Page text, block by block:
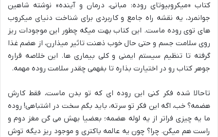
کتاب «میکروبیوتای روده: مبانی، درمان و آینده» نوشته شاهین
جوانمرد، یه نقشه راه جامع و کاربردی برای شناخت دنیای میکروب
های توی روده ماست. این کتاب بهت میگه چطور این موجودات ریز
روی سلامت جسم و حتی حال خوب ذهنت تاثیر میذارن، از هضم غذا
گرفته تا تنظیم سیستم ایمنی و کلی بیماری ها. این خلاصه قراره
جوهر کتاب رو در اختیارت بذاره تا بفهمی چقدر سلامت روده مهمه.
تاحالا شده فکر کنی این روده ای که تو بدن ماست، فقط کارش
هضمه؟ خب، اگه این فکر تو سرته، باید بگم سخت در اشتباهی! روده
ما یه چیزی فراتر از یه لوله هضمه؛ بعضیا بهش می گن مغز دوم و
راست هم میگن. چرا؟ چون یه عالمه باکتری و موجود ریز دیگه توش